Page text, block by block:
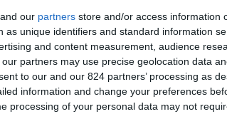
our partners store and/or access information
as unique identifiers and standard information
and content measurement, audience
partners may use precise geolocation data
to our and our 824 partners’ processing as
information and change your preferences
processing of your personal data may not
3
Bekijk volledige
Aantal wedstrijden per dag van de week